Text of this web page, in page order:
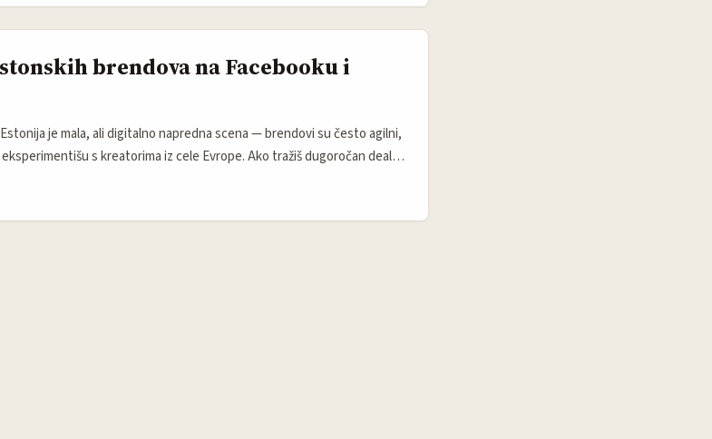
s kreatorima ili preko lokalnih distributera. ...
brendova na Facebooku i
je mala, ali digitalno napredna scena — brendovi su često agilni,
s kreatorima iz cele Evrope. Ako tražiš dugoročan deal,
brendovi preferiraju predictable ROI, brzu komunikaciju i kreatore koji
a — i koristan je kanal za pitch jer većina marketinških timova